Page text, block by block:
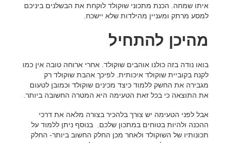
איתו שמחה. הכנת מתכוני שוקולד לוקחת את הבשלנים ביניכם
למסע מרתק ומעניין מהילדות שלא יישכח.
מהיכן להתחיל
בואו נודה בזה כולנו אוהבים שוקולד. אחרי ארוחה טובה אין כמו
לקנח בקוביית שוקולד איכותית. לפיכך אהבת שוקולד רק
מגבירה את החשק ללמוד כיצד מכינים שוקולד וכמובן לטעום
את התוצאה כי בכל זאת הטעימה היא המטרה החשובה ביותר.
אבל לפני הטעימה יש צורך בלהכיר בצורה מלאה את דרכי
ההכנה ולהיות בטוחים במתכון שלכם. בנוסף ניתן ללמוד על
תכונותיו של השוקולד ולאחר מכן החלק החשוב ביותר- החלק